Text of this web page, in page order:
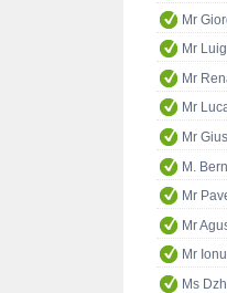
Mr
Mr
Mr
Mr
Mr
M.
Mr
Mr
Mr
Ms